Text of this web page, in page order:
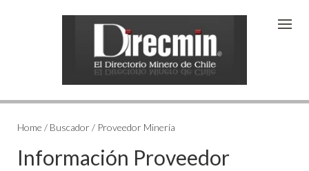
Home / Buscador / Proveedor Minería
Información Proveedor